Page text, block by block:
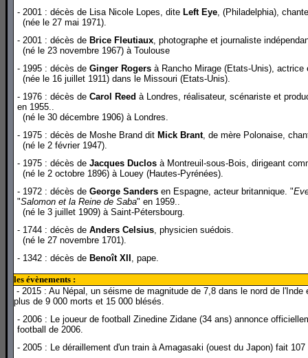
- 2001 : décès de Lisa Nicole Lopes, dite Left Eye, (Philadelphia),
(née le 27 mai 1971).
- 2001 : décès de Brice Fleutiaux, photographe et journaliste
(né le 23 novembre 1967) à Toulouse
- 1995 : décès de Ginger Rogers à Rancho Mirage (Etats-Unis),
(née le 16 juillet 1911) dans le Missouri (Etats-Unis).
- 1976 : décès de Carol Reed à Londres, réalisateur, scénariste et
en 1955..
(né le 30 décembre 1906) à Londres.
- 1975 : décès de Moshe Brand dit Mick Brant, de mère Polonaise,
(né le 2 février 1947).
- 1975 : décès de Jacques Duclos à Montreuil-sous-Bois, dirigeant
(né le 2 octobre 1896) à Louey (Hautes-Pyrénées).
- 1972 : décès de George Sanders en Espagne, acteur britannique. "
"Salomon et la Reine de Saba" en 1959..
(né le 3 juillet 1909) à Saint-Pétersbourg.
- 1744 : décès de Anders Celsius, physicien suédois.
(né le 27 novembre 1701).
- 1342 : décès de Benoît XII , pape.
les évènements :
- 2015 : Au Népal, un séisme de magnitude de 7,8 dans le nord de
plus de 9 000 morts et 15 000 blésés.
- 2006 : Le joueur de football Zinedine Zidane (34 ans) annonce
football de 2006.
- 2005 : Le déraillement d'un train à Amagasaki (ouest du Japon) fait